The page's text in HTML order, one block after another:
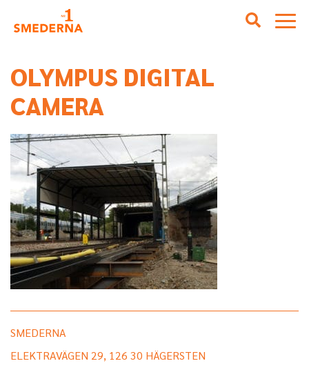
OLYMPUS DIGITAL
CAMERA
SMEDERNA
ELEKTRAVÄGEN 29, 126 30 HÄGERSTEN